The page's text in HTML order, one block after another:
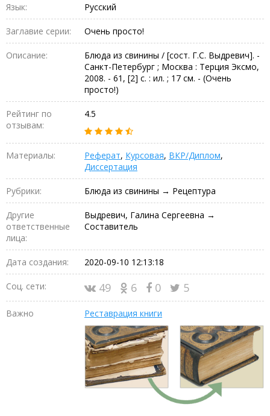
Язык: Русский
Заглавие серии: Очень просто!
Описание:
Блюда из свинины / [сост. Г.С. Выдревич]. -
Санкт-Петербург ; Москва : Терция Эксмо,
2008. - 61, [2] с. : ил. ; 17 см. - (Очень
просто!)
Рейтинг по
отзывам:
4.5
Материалы: Реферат, Курсовая, ВКР/Диплом,
Диссертация
Рубрики: Блюда из свинины → Рецептура
Другие
ответственные
лица:
Выдревич, Галина Сергеевна →
Составитель
Дата создания: 2020-09-10 12:13:18
Соц. сети: 49 6 0 5
Важно Реставрация книги